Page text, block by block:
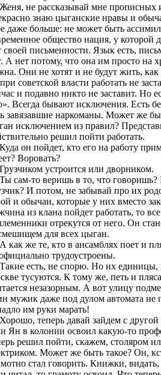
не рассказывай мне прописных
знаю цыганские нравы и
даже больше: не может быть
общество нация, у которой
своей письменности. Язык есть,
А нет потому, что она им просто на
Они не хотят и не будут жить,
советской власти работать не
и подавно никто не заставит. Но
Всегда бывают исключения. Есть
завязавшие наркоманы. Может же
исключением из правил?
решил пойти работать.
он пойдет, кто его на работу
Воровать?
устроится или дворником.
сам-то веришь в то, что говоришь?
И потом, не забывай про их
и обычаи, которые у них вместо
из клана пойдет работать, то все
отрекутся от него. Он
для всех цыган.
как же те, кто в ансамблях поет и
трудоустроены.
есть, не спорю. Но их единицы,
тусуются. К тому же, петь и
незазорным. А вот улицу
мужик даже под дулом автомата не
им руки марать!
теперь давай зайдем с
Ян в колонии освоил какую-то
решил пойти, скажем, столяром
Может же быть такое? Он,
стал говорить. Книжки,